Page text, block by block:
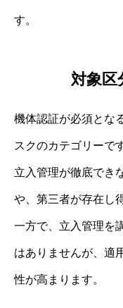
す。
対象区
機体認証が必須とな
スクのカテゴリーで
立入管理が徹底でき
や、第三者が存在し
一方で、立入管理を
はありませんが、適
性が高まります。